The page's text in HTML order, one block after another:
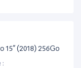
15” (2018) 256Go
: